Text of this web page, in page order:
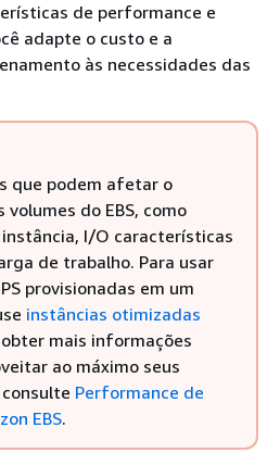
de performance e
adapte o custo e a
às necessidades das
que podem afetar o
volumes do EBS, como
I/O características
de trabalho. Para usar
provisionadas em um
instâncias otimizadas
obter mais informações
ao máximo seus
consulte Performance de
EBS.